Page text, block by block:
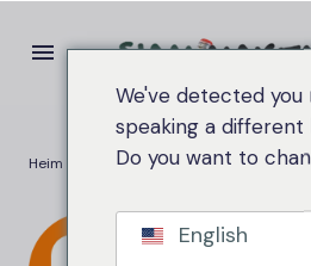
Heim Blogger
We've detected you
speaking a different
Do you want to
English